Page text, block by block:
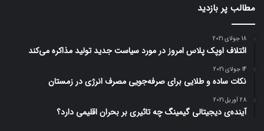
مطالب پر بازدید
18 جولای 2021
ائتلاف اوپک پلاس امروز در مورد سیاست جدید تولید مذاکره می‌کند
14 جولای 2021
نکات ساده و طلایی برای صرفه‌جویی مصرف انرژی در زمستان
28 آوریل 2021
آینده‌ی دیجیتالی گیمینگ چه تاثیری بر بحران اقلیمی دارد؟